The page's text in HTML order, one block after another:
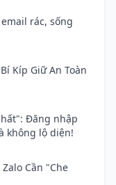
rác, sống
Kíp Giữ An Toàn
Đăng nhập
không lộ diện!
Cần "Che